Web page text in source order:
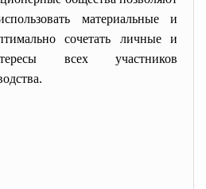
материальные и
сочетать личные и
всех участников